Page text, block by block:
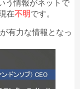
う情報がネットで
在不明です。
が有力な情報となっ